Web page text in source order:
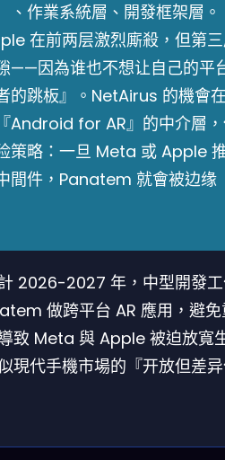
、作業系統層、開發框架層。
在前两层激烈廝殺，但第
——因為谁也不想让自己的平
的跳板』。NetAirus 的機會
Android for AR』的中介層
策略：一旦 Meta 或 Apple
間件，Panatem 就會被边缘
2026-2027 年，中型開發
做跨平台 AR 應用，避
致 Meta 與 Apple 被迫放寬
現代手機市場的『开放但差